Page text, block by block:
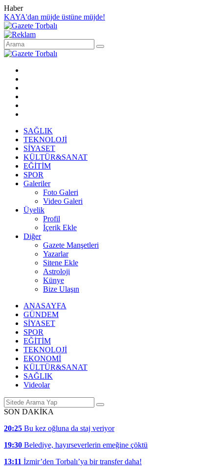
Haber
KAYA'dan müjde üstüne müjde!
SAĞLIK
TEKNOLOJİ
SİYASET
KÜLTÜR&SANAT
EĞİTİM
SPOR
Galeriler
Foto Galeri
Video Galeri
Üyelik
Profil
İçerik Ekle
Diğer
Gazete Manşetleri
Yazarlar
Sitene Ekle
Astroloji
Künye
Bize Ulaşın
ANASAYFA
GÜNDEM
SİYASET
SPOR
EĞİTİM
TEKNOLOJİ
EKONOMİ
KÜLTÜR&SANAT
SAĞLIK
Videolar
SON DAKİKA
20:25 Bu kez oğluna da staj veriyor
19:30 Belediye, hayırseverlerin emeğine çöktü
13:11 İzmir’den Torbalı’ya bir transfer daha!